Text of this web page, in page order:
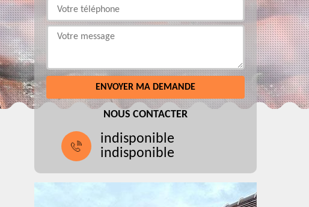
NOUS CONTACTER
indisponible
indisponible